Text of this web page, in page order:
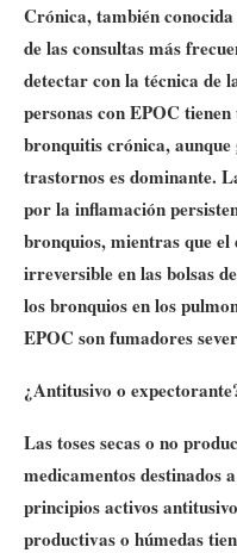
Crónica, también
de las consultas más
detectar con la técnica de
personas con EPOC
bronquitis crónica, aunque
trastornos es dominante.
por la inflamación
bronquios, mientras que el
irreversible en las bolsas
los bronquios en los
EPOC son fumadores
¿Antitusivo o
Las toses secas o no
medicamentos destinados
principios activos
productivas o húmedas